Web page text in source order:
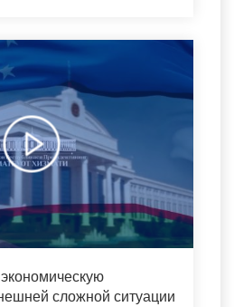
сложной ситуации